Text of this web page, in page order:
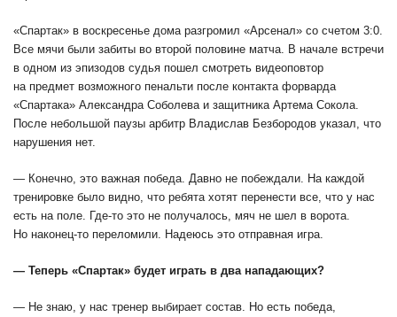
«Спартак» в воскресенье дома разгромил «Арсенал» со счетом 3:0.
Все мячи были забиты во второй половине матча. В начале встречи
в одном из эпизодов судья пошел смотреть видеоповтор
на предмет возможного пенальти после контакта форварда
«Спартака» Александра Соболева и защитника Артема Сокола.
После небольшой паузы арбитр Владислав Безбородов указал, что
нарушения нет.
— Конечно, это важная победа. Давно не побеждали. На каждой
тренировке было видно, что ребята хотят перенести все, что у нас
есть на поле. Где-то это не получалось, мяч не шел в ворота.
Но наконец-то переломили. Надеюсь это отправная игра.
— Теперь «Спартак» будет играть в два нападающих?
— Не знаю, у нас тренер выбирает состав. Но есть победа,